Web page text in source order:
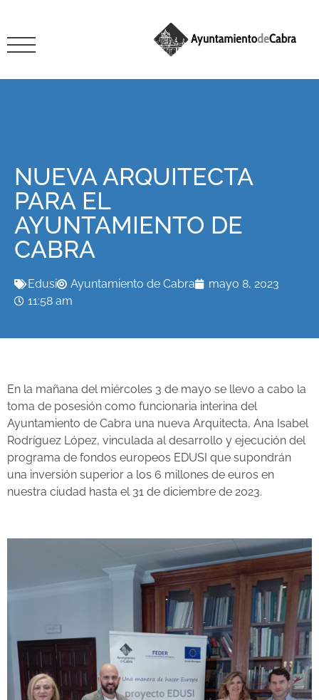
NUEVA ARQUITECTA
PARA EL
AYUNTAMIENTO DE
CABRA
Edusi Ayuntamiento de Cabra
mayo 8, 2023
11:58 am
En la mañana del miércoles 3 de mayo se llevo a cabo la
toma de posesión como funcionaria interina del
Ayuntamiento de Cabra una nueva Arquitecta, Ana Isabel
Rodríguez López, vinculada al desarrollo y ejecución del
programa de fondos europeos EDUSI que supondrán
una inversión superior a los 6 millones de euros en
nuestra ciudad hasta el 31 de diciembre de 2023.